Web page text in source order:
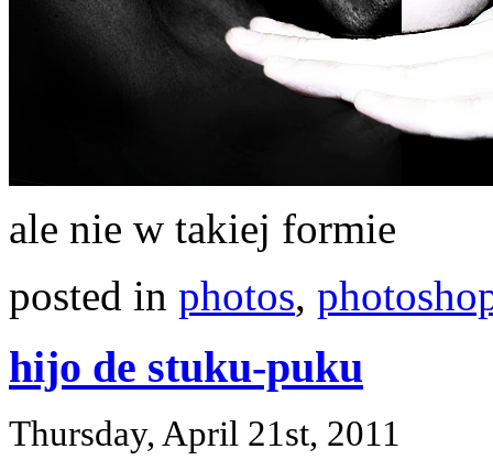
ale nie w takiej formie
posted in photos,
hijo de stuku-puku
Thursday, April 21st, 2011